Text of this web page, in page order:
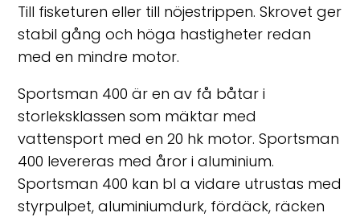
Till fisketuren eller till nöjestrippen. Skrovet ger
stabil gång och höga hastigheter redan
med en mindre motor.
Sportsman 400 är en av få båtar i
storleksklassen som mäktar med
vattensport med en 20 hk motor. Sportsman
400 levereras med åror i aluminium.
Sportsman 400 kan bl a vidare utrustas med
styrpulpet, aluminiumdurk, fördäck, räcken